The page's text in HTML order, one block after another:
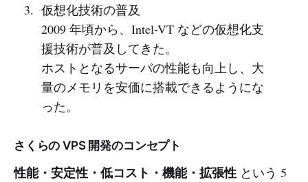
仮想化技術の普及
2009 年頃から、Intel-VT などの仮想化支
援技術が普及してきた。
ホストとなるサーバの性能も向上し、大
量のメモリを安価に搭載できるようにな
った。
さくらの VPS 開発のコンセプト
性能・安定性・低コスト・機能・拡張性 という 5